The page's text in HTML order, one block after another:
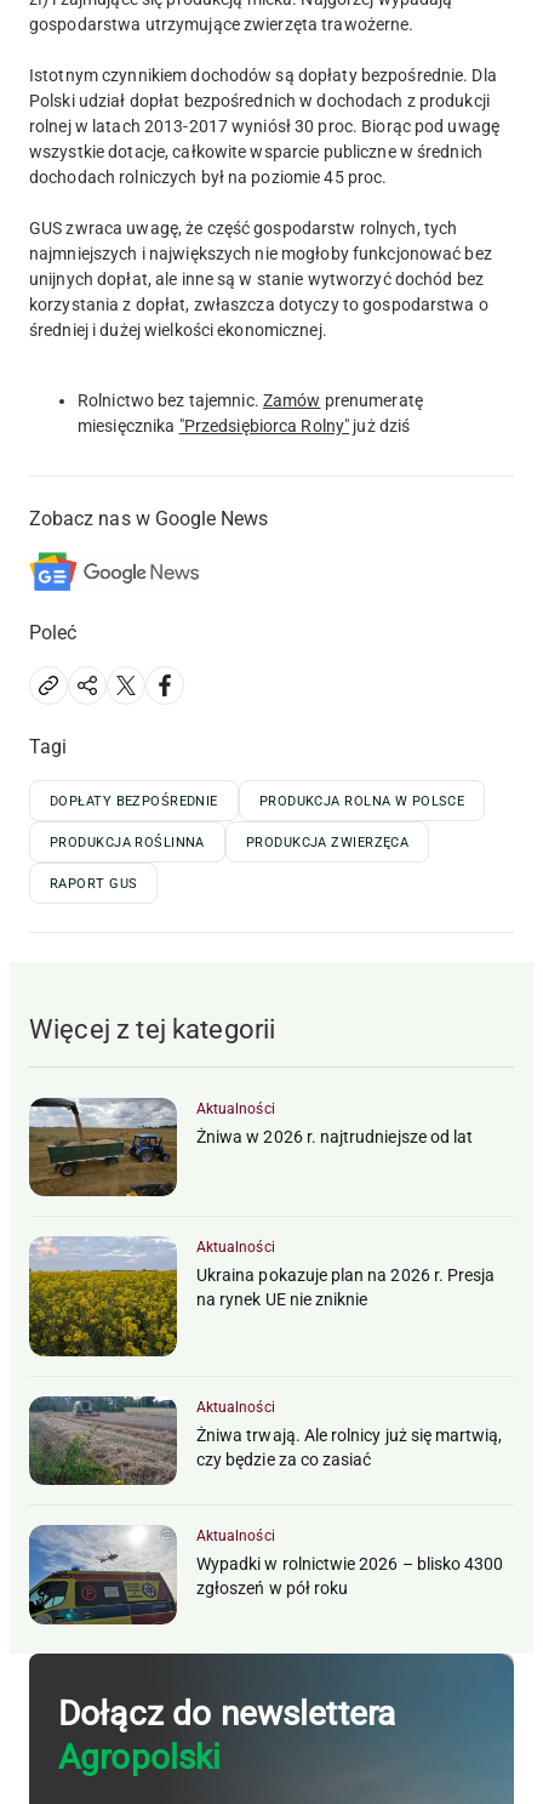
gospodarstwa utrzymujące zwierzęta trawożerne.
Istotnym czynnikiem dochodów są dopłaty bezpośrednie. Dla
Polski udział dopłat bezpośrednich w dochodach z produkcji
rolnej w latach 2013-2017 wyniósł 30 proc. Biorąc pod uwagę
wszystkie dotacje, całkowite wsparcie publiczne w średnich
dochodach rolniczych był na poziomie 45 proc.
GUS zwraca uwagę, że część gospodarstw rolnych, tych
najmniejszych i największych nie mogłoby funkcjonować bez
unijnych dopłat, ale inne są w stanie wytworzyć dochód bez
korzystania z dopłat, zwłaszcza dotyczy to gospodarstwa o
średniej i dużej wielkości ekonomicznej.
Rolnictwo bez tajemnic. Zamów prenumeratę
miesięcznika "Przedsiębiorca Rolny" już dziś
Zobacz nas w Google News
Poleć
Tagi
DOPŁATY BEZPOŚREDNIE PRODUKCJA ROLNA W POLSCE
PRODUKCJA ROŚLINNA PRODUKCJA ZWIERZĘCA
RAPORT GUS
Więcej z tej kategorii
Aktualności
Żniwa w 2026 r. najtrudniejsze od lat
Aktualności
Ukraina pokazuje plan na 2026 r. Presja
na rynek UE nie zniknie
Aktualności
Żniwa trwają. Ale rolnicy już się martwią,
czy będzie za co zasiać
Aktualności
Wypadki w rolnictwie 2026 – blisko 4300
zgłoszeń w pół roku
Dołącz do newslettera
Agropolski